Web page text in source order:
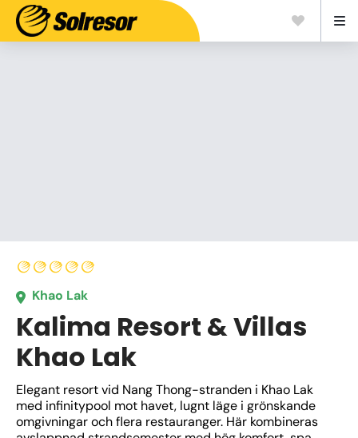
Khao Lak
Kalima Resort & Villas
Khao Lak
Elegant resort vid Nang Thong-stranden i Khao Lak
med infinitypool mot havet, lugnt läge i grönskande
omgivningar och flera restauranger. Här kombineras